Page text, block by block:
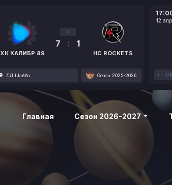
ХК КАЛИБР 89
3
7 : 1
HC ROCKETS
ЛД Шайба Сезон 2025-2026
12 апр.
LIVE
Главная Сезон 2026-2027